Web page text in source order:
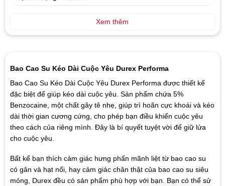
Bao Cao Su Kéo Dài Cuộc Yêu Durex Performa
Bao Cao Su Kéo Dài Cuộc Yêu Durex Performa được thiết kế
đặc biệt để giúp kéo dài cuộc yêu. Sản phẩm chứa 5%
Benzocaine, một chất gây tê nhẹ, giúp trì hoãn cực khoái và kéo
dài thời gian cương cứng, cho phép bạn điều khiển cuộc yêu
theo cách của riêng mình. Đây là bí quyết tuyệt vời để giữ lửa
cho cuộc yêu.
Bất kể bạn thích cảm giác hưng phấn mãnh liệt từ bao cao su
có gân và hạt nổi, hay cảm giác chân thật của bao cao su siêu
mỏng, Durex đều có sản phẩm phù hợp với bạn. Bạn có thể sử
Xem thêm